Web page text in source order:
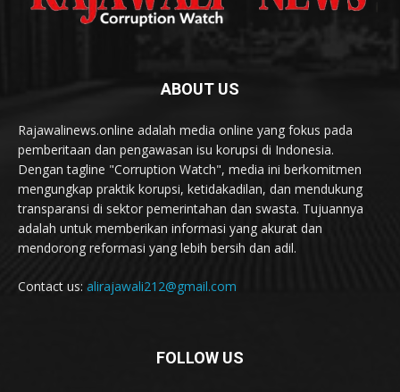
ABOUT US
Rajawalinews.online adalah media online yang fokus pada
pemberitaan dan pengawasan isu korupsi di Indonesia.
Dengan tagline "Corruption Watch", media ini berkomitmen
mengungkap praktik korupsi, ketidakadilan, dan mendukung
transparansi di sektor pemerintahan dan swasta. Tujuannya
adalah untuk memberikan informasi yang akurat dan
mendorong reformasi yang lebih bersih dan adil.
Contact us: alirajawali212@gmail.com
FOLLOW US